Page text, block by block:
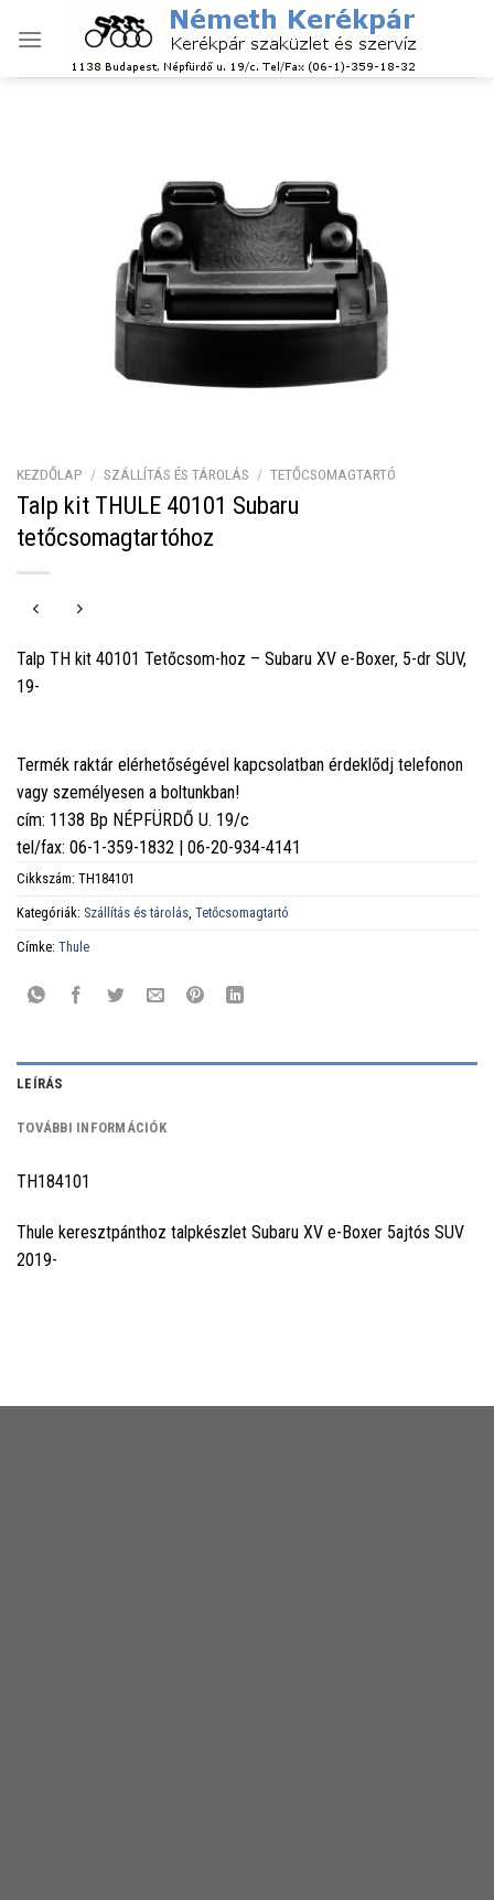
KEZDŐLAP / SZÁLLÍTÁS ÉS TÁROLÁS / TETŐCSOMAGTARTÓ
Talp kit THULE 40101 Subaru
tetőcsomagtartóhoz
Talp TH kit 40101 Tetőcsom-hoz – Subaru XV e-Boxer, 5-dr SUV,
19-
Termék raktár elérhetőségével kapcsolatban érdeklődj telefonon
vagy személyesen a boltunkban!
cím: 1138 Bp NÉPFÜRDŐ U. 19/c
tel/fax: 06-1-359-1832 | 06-20-934-4141
Cikkszám: TH184101
Kategóriák: Szállítás és tárolás Tetőcsomagtartó
Címke: Thule
LEÍRÁS
TOVÁBBI INFORMÁCIÓK
TH184101
Thule keresztpánthoz talpkészlet Subaru XV e-Boxer 5ajtós SUV
2019-